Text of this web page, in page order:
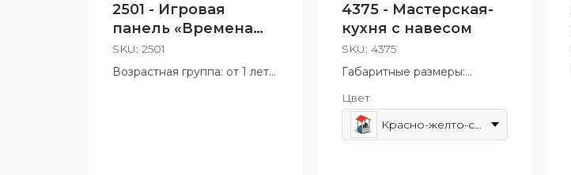
2501 - Игровая
панель «Времена
года»
SKU: 2501
Возрастная группа: от 1 лет
4375 - Мастерская-
кухня с навесом
SKU: 4375
Габаритные размеры:
Возрастная группа: от 3 лет
Цвет